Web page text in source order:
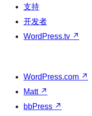
支持
开发者
WordPress.tv ↗
WordPress.com ↗
Matt ↗
bbPress ↗